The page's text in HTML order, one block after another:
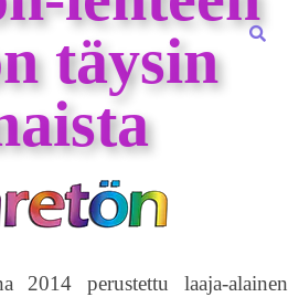
täysin
2014 perustettu laaja-alainen